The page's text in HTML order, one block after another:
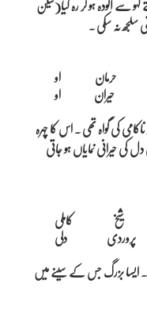
سلجھ نہ سکی ۔
او
کی گواہ تھی ۔ اس کا چہرہ
کی حیرانی نمایاں ہو جاتی
کاملی
بزرگ جس کے سینے میں